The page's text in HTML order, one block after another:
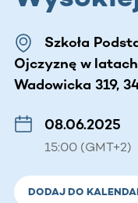
Szkoła
Ojczyznę w
Wadowicka 319,
08.06.2025
15:00 (GMT+2)
DODAJ DO